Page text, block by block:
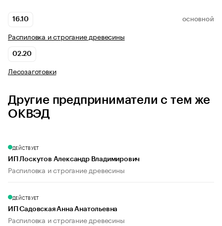
16.10 ОСНОВНОЙ
Распиловка и строгание древесины
02.20
Лесозаготовки
Другие предприниматели с тем же
ОКВЭД
ДЕЙСТВУЕТ
ИП Лоскутов Александр Владимирович
Распиловка и строгание древесины
ДЕЙСТВУЕТ
ИП Садовская Анна Анатольевна
Распиловка и строгание древесины